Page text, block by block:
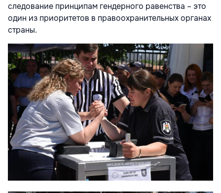
следование принципам гендерного равенства – это
один из приоритетов в правоохранительных органах
страны.